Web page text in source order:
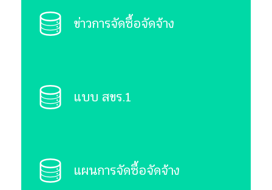
ข่าวการจัดซื้อจัดจ้าง
แบบ สขร.1
แผนการจัดซื้อจัดจ้าง